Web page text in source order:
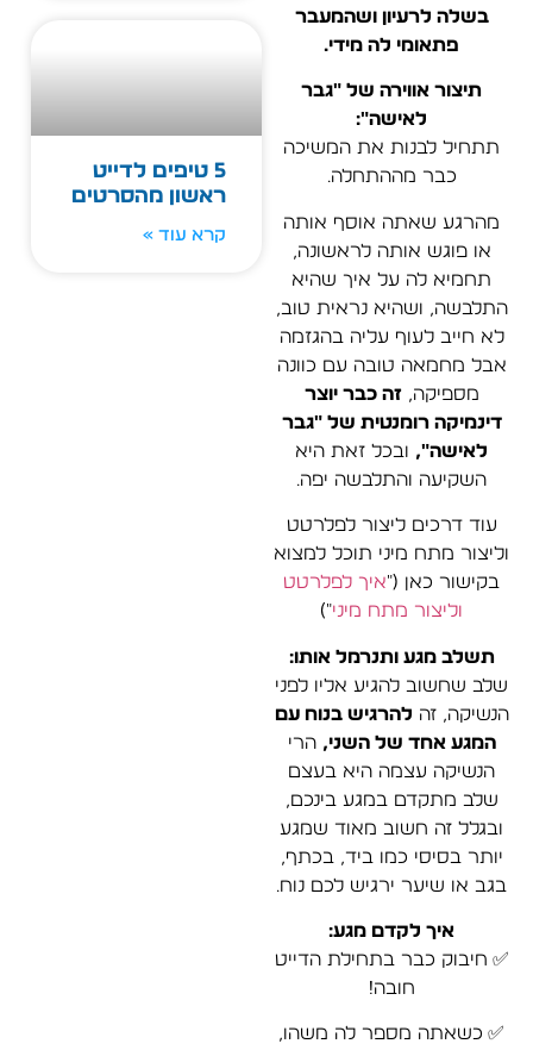
בשלה לרעיון ושהמעבר
פתאומי לה מידי.
תיצור אווירה של "גבר
לאישה":
תתחיל לבנות את המשיכה
כבר מההתחלה.
מהרגע שאתה אוסף אותה
או פוגש אותה לראשונה,
תחמיא לה על איך שהיא
התלבשה, ושהיא נראית טוב,
לא חייב לעוף עליה בהגזמה
אבל מחמאה טובה עם כוונה
מספיקה,זה כבר יוצר
דינמיקה רומנטית של "גבר
לאישה", ובכל זאת היא
השקיעה והתלבשה יפה.
עוד דרכים ליצור לפלרטט
וליצור מתח מיני תוכל למצוא
בקישור כאן ("איך לפלרטט
וליצור מתח מיני")
תשלב מגע ותנרמל אותו:
שלב שחשוב להגיע אליו לפני
הנשיקה, זה להרגיש בנוח עם
המגע אחד של השני, הרי
הנשיקה עצמה היא בעצם
שלב מתקדם במגע בינכם,
ובגלל זה חשוב מאוד שמגע
יותר בסיסי כמו ביד, בכתף,
בגב או שיער ירגיש לכם נוח.
איך לקדם מגע:
✅ חיבוק כבר בתחילת הדייט
חובה!
✅ כשאתה מספר לה משהו,
5 טיפים לדייט
ראשון מהסרטים
קרא עוד »